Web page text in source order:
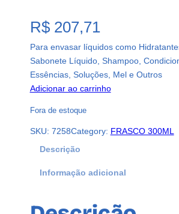
R$207,71
Para envasar líquidos como
Sabonete Líquido, Shampoo,
Essências, Soluções, Mel e Outros
Adicionar ao carrinho
Fora de estoque
SKU: 7258Category: FRASCO 300ML
Descrição
Informação adicional